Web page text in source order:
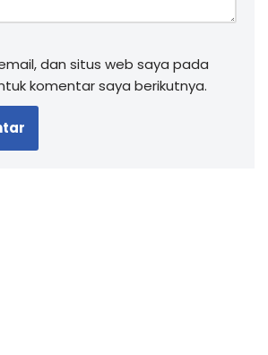
dan situs web saya pada
komentar saya berikutnya.